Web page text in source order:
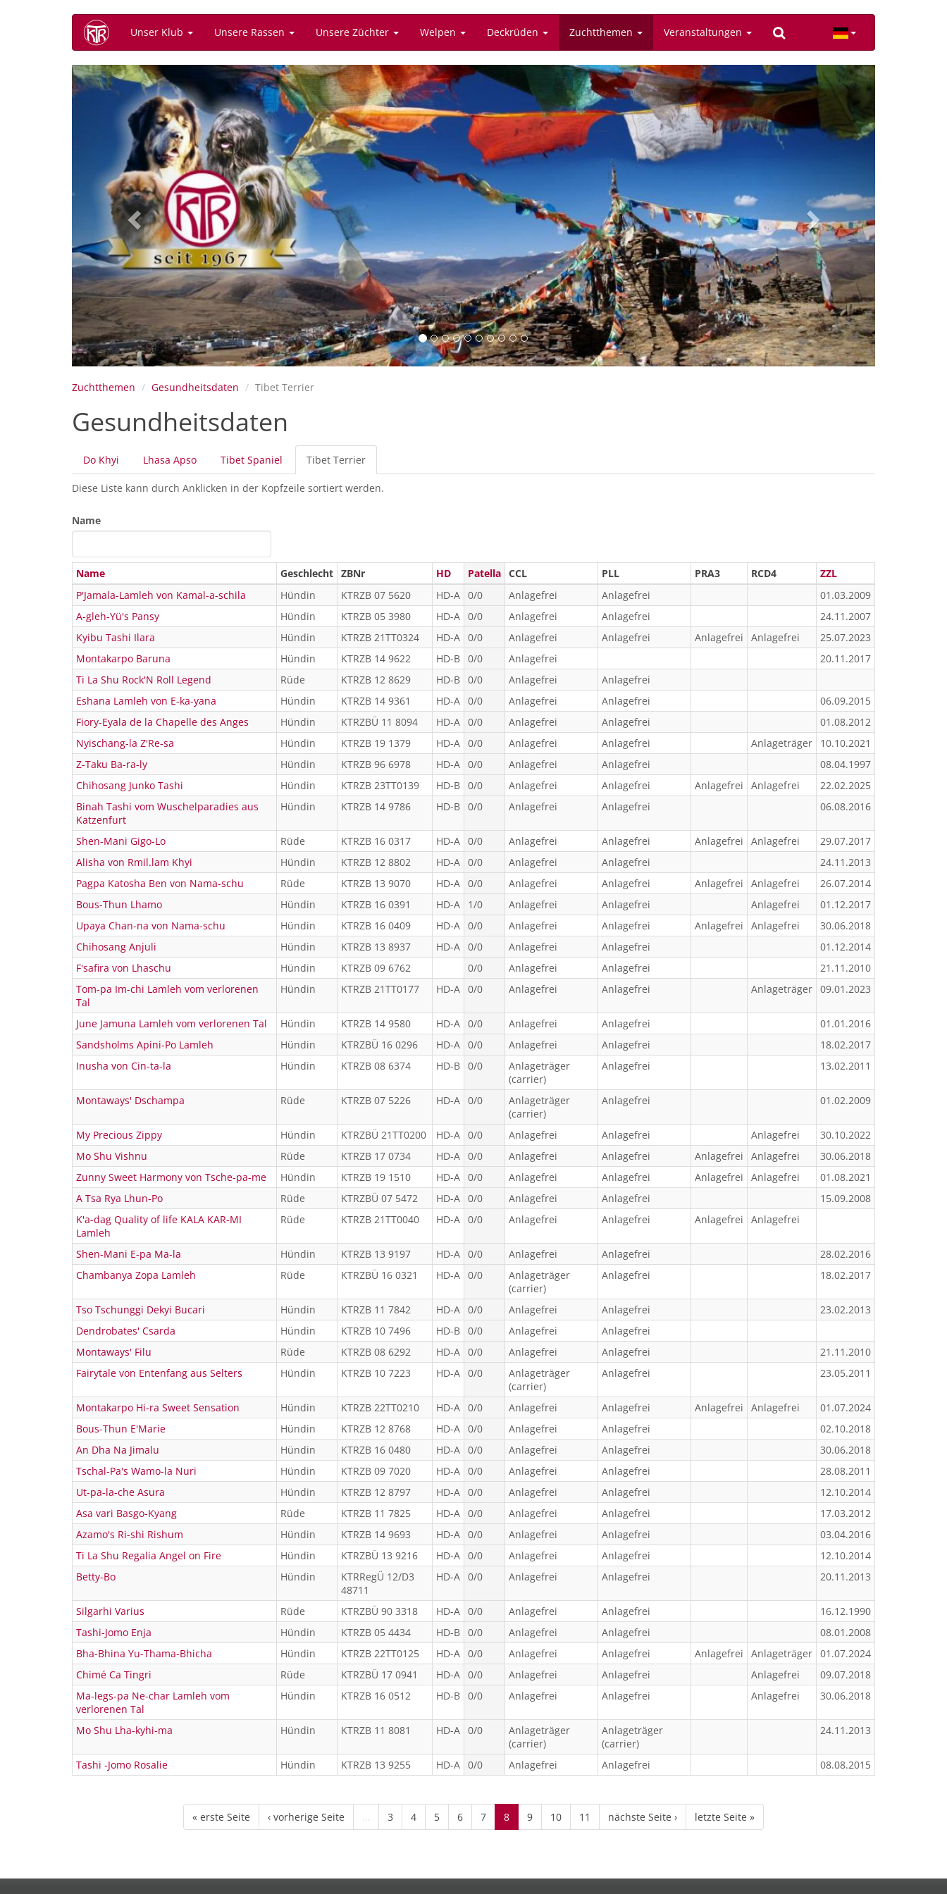
Unser Klub Unsere Rassen Unsere Züchter Welpen Deckrüden Zuchtthemen Veranstaltungen
Previous Next
Zuchtthemen Gesundheitsdaten Tibet Terrier
Gesundheitsdaten
Primäre
Reiter
Do Khyi Lhasa Apso Tibet Spaniel Tibet Terrier
Reiter)
Diese Liste kann durch Anklicken in der Kopfzeile sortiert werden.
Name
Name Geschlecht ZBNr HD Patella CCL PLL PRA3 RCD4
ZZL
P'Jamala-Lamleh von Kamal-a-schila
Hündin KTRZB 07 5620 HD-A 0/0 Anlagefrei Anlagefrei
01.03.2009
A-gleh-Yü's Pansy
Hündin KTRZB 05 3980 HD-A 0/0 Anlagefrei Anlagefrei
24.11.2007
Kyibu Tashi Ilara
Hündin KTRZB 21TT0324 HD-A 0/0 Anlagefrei Anlagefrei Anlagefrei Anlagefrei
25.07.2023
Montakarpo Baruna
Hündin KTRZB 14 9622 HD-B 0/0 Anlagefrei
20.11.2017
Ti La Shu Rock'N Roll Legend
Rüde KTRZB 12 8629 HD-B 0/0 Anlagefrei
Anlagefrei
Eshana Lamleh von E-ka-yana
Hündin KTRZB 14 9361 HD-A 0/0 Anlagefrei Anlagefrei
06.09.2015
Fiory-Eyala de la Chapelle des Anges
Hündin KTRZBÜ 11 8094 HD-A 0/0 Anlagefrei Anlagefrei
01.08.2012
Nyischang-la Z'Re-sa
Hündin KTRZB 19 1379 HD-A 0/0 Anlagefrei Anlagefrei Anlageträger
10.10.2021
Z-Taku Ba-ra-ly
Hündin KTRZB 96 6978 HD-A 0/0 Anlagefrei Anlagefrei
08.04.1997
Chihosang Junko Tashi
Hündin KTRZB 23TT0139 HD-B 0/0 Anlagefrei Anlagefrei Anlagefrei Anlagefrei
22.02.2025
Binah Tashi vom Wuschelparadies aus
Katzenfurt
Hündin KTRZB 14 9786 HD-B 0/0 Anlagefrei Anlagefrei 06.08.2016
Shen-Mani Gigo-Lo Rüde KTRZB 16 0317 HD-A 0/0 Anlagefrei Anlagefrei Anlagefrei Anlagefrei
29.07.2017
Alisha von Rmil.lam Khyi
Hündin KTRZB 12 8802 HD-A 0/0 Anlagefrei Anlagefrei
24.11.2013
Pagpa Katosha Ben von Nama-schu
Rüde KTRZB 13 9070 HD-A 0/0 Anlagefrei Anlagefrei Anlagefrei Anlagefrei
26.07.2014
Bous-Thun Lhamo
Hündin KTRZB 16 0391 HD-A 1/0 Anlagefrei Anlagefrei Anlagefrei
01.12.2017
Upaya Chan-na von Nama-schu
Hündin KTRZB 16 0409 HD-A 0/0 Anlagefrei Anlagefrei Anlagefrei Anlagefrei
30.06.2018
Chihosang Anjuli
Hündin KTRZB 13 8937 HD-A 0/0 Anlagefrei Anlagefrei
01.12.2014
F'safira von Lhaschu
Hündin KTRZB 09 6762 0/0 Anlagefrei Anlagefrei
21.11.2010
Tom-pa Im-chi Lamleh vom verlorenen
Tal
Hündin KTRZB 21TT0177 HD-A 0/0 Anlagefrei Anlagefrei Anlageträger 09.01.2023
June Jamuna Lamleh vom verlorenen Tal Hündin KTRZB 14 9580 HD-A 0/0 Anlagefrei Anlagefrei
01.01.2016
Sandsholms Apini-Po Lamleh
Hündin KTRZBÜ 16 0296 HD-A 0/0 Anlagefrei Anlagefrei
18.02.2017
Inusha von Cin-ta-la
Hündin KTRZB 08 6374 HD-B 0/0
Anlageträger
(carrier)
Anlagefrei 13.02.2011
Montaways' Dschampa Rüde KTRZB 07 5226 HD-A 0/0
Anlageträger
(carrier)
Anlagefrei 01.02.2009
My Precious Zippy Hündin KTRZBÜ 21TT0200 HD-A 0/0 Anlagefrei Anlagefrei Anlagefrei
30.10.2022
Mo Shu Vishnu
Rüde KTRZB 17 0734 HD-A 0/0 Anlagefrei Anlagefrei Anlagefrei Anlagefrei
30.06.2018
Zunny Sweet Harmony von Tsche-pa-me
Hündin KTRZB 19 1510 HD-A 0/0 Anlagefrei Anlagefrei Anlagefrei Anlagefrei
01.08.2021
A Tsa Rya Lhun-Po
Rüde KTRZBÜ 07 5472 HD-A 0/0 Anlagefrei Anlagefrei
15.09.2008
K'a-dag Quality of life KALA KAR-MI
Lamleh
Rüde KTRZB 21TT0040 HD-A 0/0 Anlagefrei Anlagefrei Anlagefrei Anlagefrei
Shen-Mani E-pa Ma-la Hündin KTRZB 13 9197 HD-A 0/0 Anlagefrei Anlagefrei
28.02.2016
Chambanya Zopa Lamleh
Rüde KTRZBÜ 16 0321 HD-A 0/0
Anlageträger
(carrier)
Anlagefrei 18.02.2017
Tso Tschunggi Dekyi Bucari Hündin KTRZB 11 7842 HD-A 0/0 Anlagefrei Anlagefrei
23.02.2013
Dendrobates' Csarda
Hündin KTRZB 10 7496 HD-B 0/0 Anlagefrei
Anlagefrei
Montaways' Filu
Rüde KTRZB 08 6292 HD-A 0/0 Anlagefrei Anlagefrei
21.11.2010
Fairytale von Entenfang aus Selters
Hündin KTRZB 10 7223 HD-A 0/0
Anlageträger
(carrier)
Anlagefrei 23.05.2011
Montakarpo Hi-ra Sweet Sensation Hündin KTRZB 22TT0210 HD-A 0/0 Anlagefrei Anlagefrei Anlagefrei Anlagefrei
01.07.2024
Bous-Thun E'Marie
Hündin KTRZB 12 8768 HD-A 0/0 Anlagefrei Anlagefrei
02.10.2018
An Dha Na Jimalu
Hündin KTRZB 16 0480 HD-A 0/0 Anlagefrei Anlagefrei
30.06.2018
Tschal-Pa's Wamo-la Nuri
Hündin KTRZB 09 7020 HD-A 0/0 Anlagefrei Anlagefrei
28.08.2011
Ut-pa-la-che Asura
Hündin KTRZB 12 8797 HD-A 0/0 Anlagefrei Anlagefrei
12.10.2014
Asa vari Basgo-Kyang
Rüde KTRZB 11 7825 HD-A 0/0 Anlagefrei Anlagefrei
17.03.2012
Azamo's Ri-shi Rishum
Hündin KTRZB 14 9693 HD-A 0/0 Anlagefrei Anlagefrei
03.04.2016
Ti La Shu Regalia Angel on Fire
Hündin KTRZBÜ 13 9216 HD-A 0/0 Anlagefrei Anlagefrei
12.10.2014
Betty-Bo
Hündin
KTRRegÜ 12/D3
48711
HD-A 0/0 Anlagefrei Anlagefrei 20.11.2013
Silgarhi Varius Rüde KTRZBÜ 90 3318 HD-A 0/0 Anlagefrei Anlagefrei
16.12.1990
Tashi-Jomo Enja
Hündin KTRZB 05 4434 HD-B 0/0 Anlagefrei Anlagefrei
08.01.2008
Bha-Bhina Yu-Thama-Bhicha
Hündin KTRZB 22TT0125 HD-A 0/0 Anlagefrei Anlagefrei Anlagefrei Anlageträger 01.07.2024
Chimé Ca Tingri
Rüde KTRZBÜ 17 0941 HD-A 0/0 Anlagefrei Anlagefrei Anlagefrei
09.07.2018
Ma-legs-pa Ne-char Lamleh vom
verlorenen Tal
Hündin KTRZB 16 0512 HD-B 0/0 Anlagefrei Anlagefrei Anlagefrei 30.06.2018
Mo Shu Lha-kyhi-ma Hündin KTRZB 11 8081 HD-A 0/0
Anlageträger
(carrier)
Anlageträger
(carrier)
24.11.2013
Tashi -Jomo Rosalie Hündin KTRZB 13 9255 HD-A 0/0 Anlagefrei Anlagefrei 08.08.2015
« erste Seite ‹ vorherige Seite … 3 4 5 6 7 8 9 10 11 nächste Seite › letzte Seite »